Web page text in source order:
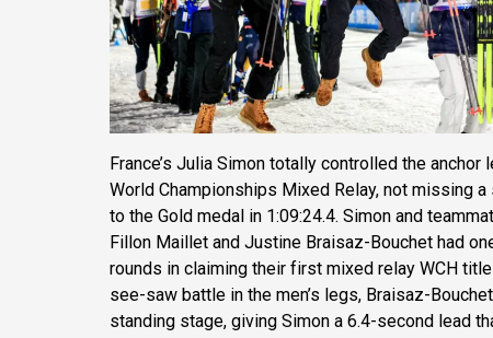
France’s Julia Simon totally controlled the anchor
World Championships Mixed Relay, not missing
to the Gold medal in 1:09:24.4. Simon and
Fillon Maillet and Justine Braisaz-Bouchet had
rounds in claiming their first mixed relay WCH
see-saw battle in the men’s legs, Braisaz-
standing stage, giving Simon a 6.4-second lead